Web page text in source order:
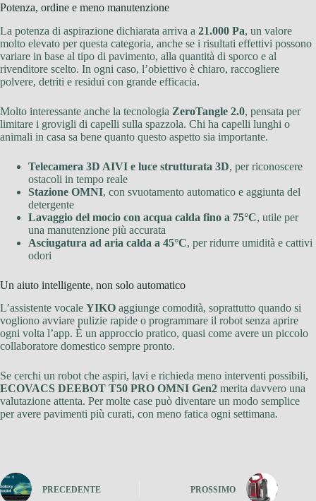
Potenza, ordine e meno manutenzione
La potenza di aspirazione dichiarata arriva a 21.000 Pa, un valore
molto elevato per questa categoria, anche se i risultati effettivi possono
variare in base al tipo di pavimento, alla quantità di sporco e al
rivenditore scelto. In ogni caso, l’obiettivo è chiaro, raccogliere
polvere, detriti e residui con grande efficacia.
Molto interessante anche la tecnologia ZeroTangle 2.0, pensata per
limitare i grovigli di capelli sulla spazzola. Chi ha capelli lunghi o
animali in casa sa bene quanto questo aspetto sia importante.
Telecamera 3D AIVI e luce strutturata 3D, per riconoscere
ostacoli in tempo reale
Stazione OMNI, con svuotamento automatico e aggiunta del
detergente
Lavaggio del mocio con acqua calda fino a 75°C, utile per
una manutenzione più accurata
Asciugatura ad aria calda a 45°C, per ridurre umidità e cattivi
odori
Un aiuto intelligente, non solo automatico
L’assistente vocale YIKO aggiunge comodità, soprattutto quando si
vogliono avviare pulizie rapide o programmare il robot senza aprire
ogni volta l’app. È un approccio pratico, quasi come avere un piccolo
collaboratore domestico sempre pronto.
Se cerchi un robot che aspiri, lavi e richieda meno interventi possibili,
ECOVACS DEEBOT T50 PRO OMNI Gen2 merita davvero una
valutazione attenta. Per molte case può diventare un modo semplice
per avere pavimenti più curati, con meno fatica ogni settimana.
PRECEDENTE PROSSIMO